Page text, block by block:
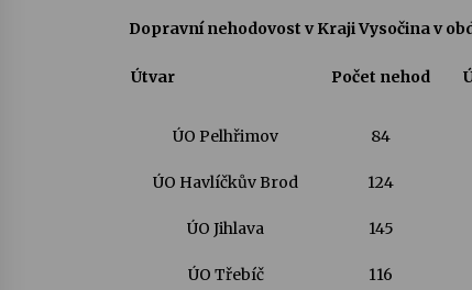
Dopravní nehodovost v Kraji Vysočina v
Útvar Počet nehod
ÚO Pelhřimov 84
ÚO Havlíčkův Brod 124
ÚO Jihlava 145
ÚO Třebíč 116